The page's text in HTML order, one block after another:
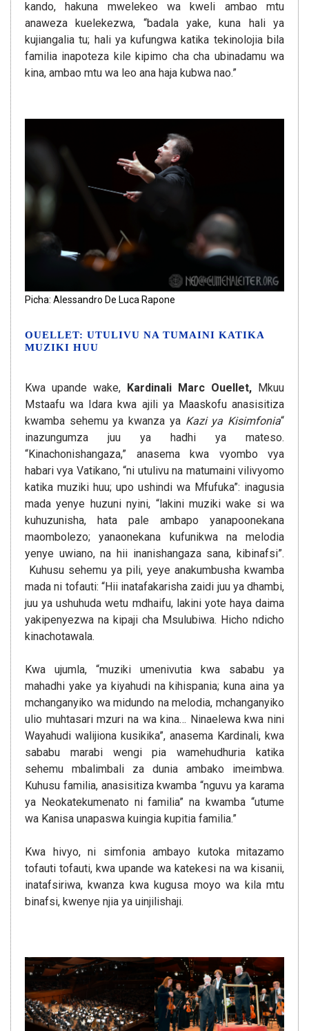
kando, hakuna mwelekeo wa kweli ambao mtu
anaweza kuelekezwa, “badala yake, kuna hali ya
kujiangalia tu; hali ya kufungwa katika tekinolojia bila
familia inapoteza kile kipimo cha cha ubinadamu wa
kina, ambao mtu wa leo ana haja kubwa nao.”
Picha: Alessandro De Luca Rapone
OUELLET: UTULIVU NA TUMAINI KATIKA
MUZIKI HUU
Kwa upande wake, Kardinali Marc Ouellet, Mkuu
Mstaafu wa Idara kwa ajili ya Maaskofu anasisitiza
kwamba sehemu ya kwanza ya Kazi ya Kisimfonia“
inazungumza juu ya hadhi ya mateso.
“Kinachonishangaza,” anasema kwa vyombo vya
habari vya Vatikano, “ni utulivu na matumaini vilivyomo
katika muziki huu; upo ushindi wa Mfufuka”: inagusia
mada yenye huzuni nyini, “lakini muziki wake si wa
kuhuzunisha, hata pale ambapo yanapoonekana
maombolezo; yanaonekana kufunikwa na melodia
yenye uwiano, na hii inanishangaza sana, kibinafsi”.
Kuhusu sehemu ya pili, yeye anakumbusha kwamba
mada ni tofauti: “Hii inatafakarisha zaidi juu ya dhambi,
juu ya ushuhuda wetu mdhaifu, lakini yote haya daima
yakipenyezwa na kipaji cha Msulubiwa. Hicho ndicho
kinachotawala.
Kwa ujumla, “muziki umenivutia kwa sababu ya
mahadhi yake ya kiyahudi na kihispania; kuna aina ya
mchanganyiko wa midundo na melodia, mchanganyiko
ulio muhtasari mzuri na wa kina… Ninaelewa kwa nini
Wayahudi walijiona kusikika”, anasema Kardinali, kwa
sababu marabi wengi pia wamehudhuria katika
sehemu mbalimbali za dunia ambako imeimbwa.
Kuhusu familia, anasisitiza kwamba “nguvu ya karama
ya Neokatekumenato ni familia” na kwamba “utume
wa Kanisa unapaswa kuingia kupitia familia.”
Kwa hivyo, ni simfonia ambayo kutoka mitazamo
tofauti tofauti, kwa upande wa katekesi na wa kisanii,
inatafsiriwa, kwanza kwa kugusa moyo wa kila mtu
binafsi, kwenye njia ya uinjilishaji.